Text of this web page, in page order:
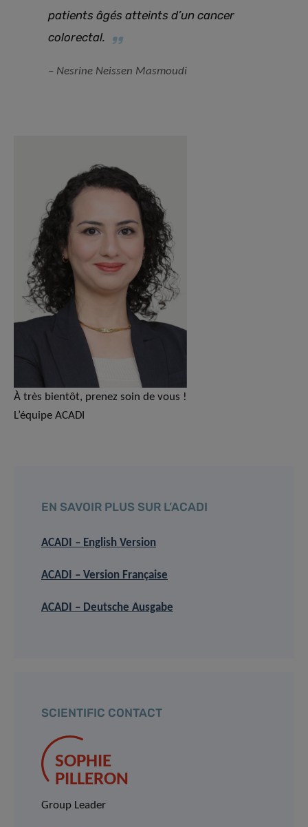
patients âgés atteints d’un cancer
colorectal.
– Nesrine Neissen Masmoudi
À très bientôt, prenez soin de vous !
L’équipe ACADI
EN SAVOIR PLUS SUR L’ACADI
ACADI – English Version
ACADI – Version Française
ACADI – Deutsche Ausgabe
SCIENTIFIC CONTACT
SOPHIE
PILLERON
Group Leader